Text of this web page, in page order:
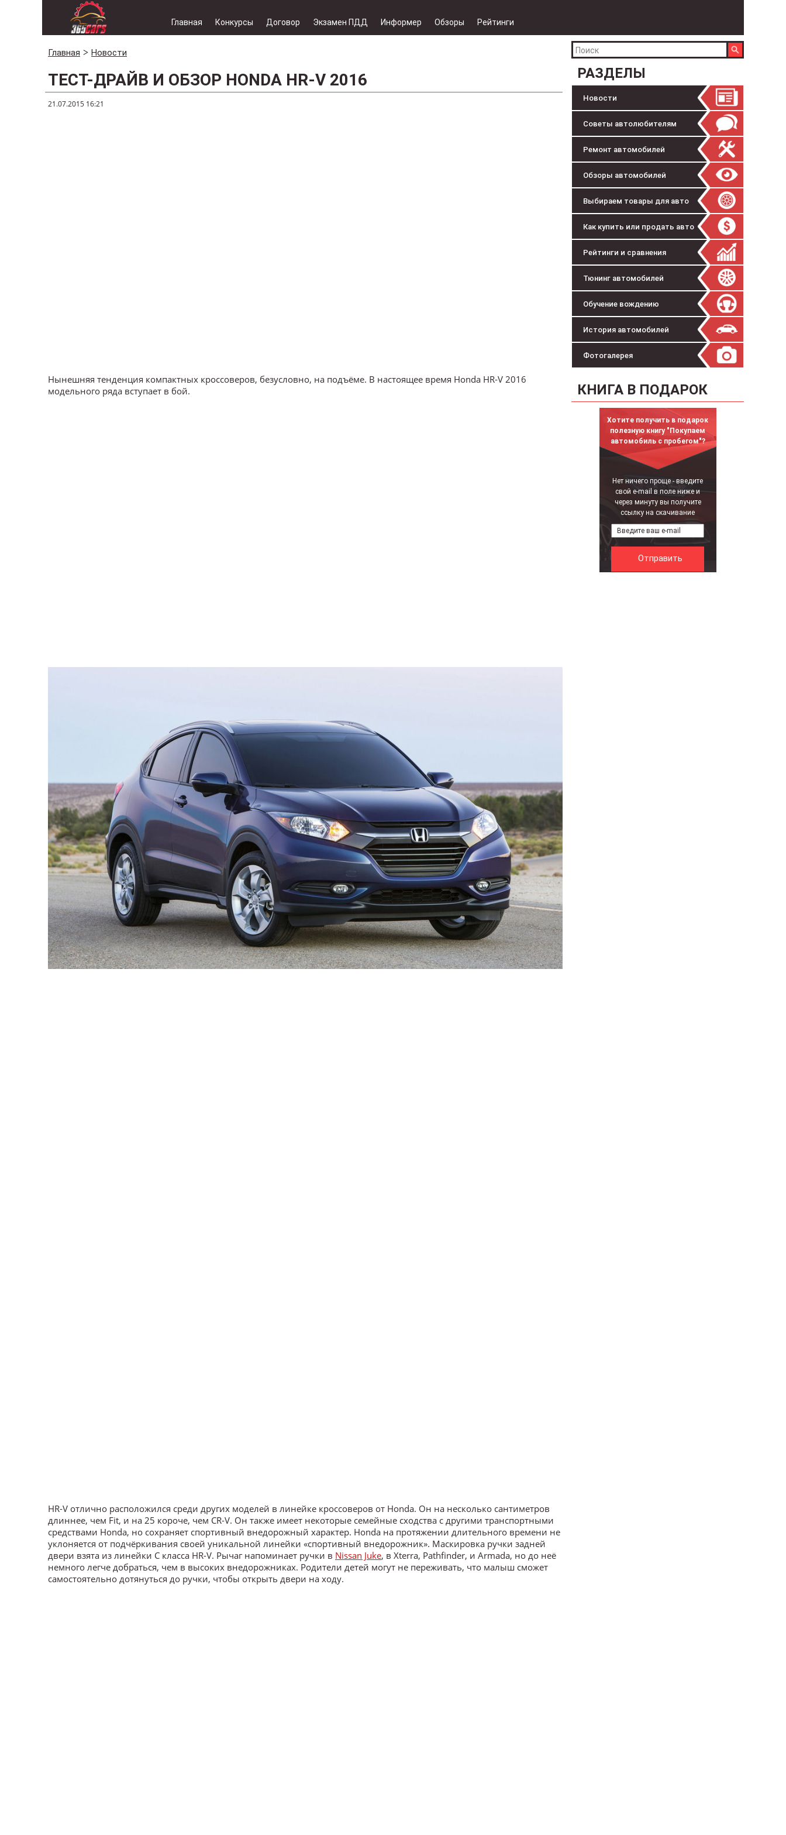
Главная Конкурсы Договор Экзамен ПДД Информер Обзоры Рейтинги
РАЗДЕЛЫ
Новости
Советы автолюбителям
Ремонт автомобилей
Обзоры автомобилей
Выбираем товары для авто
Как купить или продать авто
Рейтинги и сравнения
Тюнинг автомобилей
Обучение вождению
История автомобилей
Фотогалерея
КНИГА В ПОДАРОК
Хотите получить в подарок
полезную книгу "Покупаем
автомобиль с пробегом"?
Нет ничего проще - введите
свой e-mail в поле ниже и
через минуту вы получите
ссылку на скачивание
Главная Новости
ТЕСТ-ДРАЙВ И ОБЗОР HONDA HR-V 2016
21.07.2015 16:21
Нынешняя тенденция компактных кроссоверов, безусловно, на подъёме. В настоящее время Honda HR-V 2016
модельного ряда вступает в бой.
HR-V отлично расположился среди других моделей в линейке кроссоверов от Honda. Он на несколько сантиметров
длиннее, чем Fit, и на 25 короче, чем CR-V. Он также имеет некоторые семейные сходства с другими транспортными
средствами Honda, но сохраняет спортивный внедорожный характер. Honda на протяжении длительного времени не
уклоняется от подчёркивания своей уникальной линейки «спортивный внедорожник». Маскировка ручки задней
двери взята из линейки C класса HR-V. Рычаг напоминает ручки в Nissan Juke, в Xterra, Pathfinder, и Armada, но до неё
немного легче добраться, чем в высоких внедорожниках. Родители детей могут не переживать, что малыш сможет
самостоятельно дотянуться до ручки, чтобы открыть двери на ходу.